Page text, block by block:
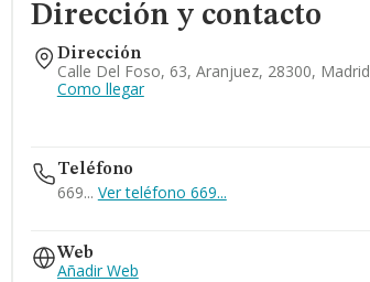
Dirección y contacto
Dirección
Calle Del Foso, 63, Aranjuez, 28300, Madrid
Como llegar
Teléfono
669... Ver teléfono 669...
918911051
Web
Añadir Web